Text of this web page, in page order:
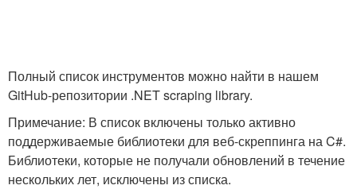
Полный список инструментов можно найти в нашем
GitHub-репозитории .NET scraping library.
Примечание: В список включены только активно
поддерживаемые библиотеки для веб-скреппинга на C#.
Библиотеки, которые не получали обновлений в течение
нескольких лет, исключены из списка.